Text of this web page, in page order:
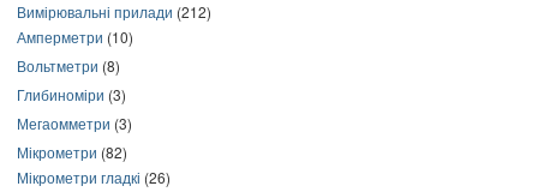
Вимірювальні прилади (212)
Амперметри (10)
Вольтметри (8)
Глибиноміри (3)
Мегаомметри (3)
Мікрометри (82)
Мікрометри гладкі (26)